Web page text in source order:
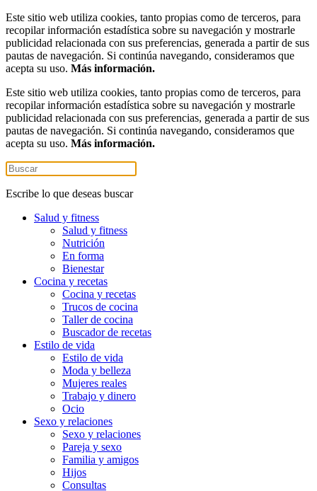
Este sitio web utiliza cookies, tanto propias como de terceros, para
recopilar información estadística sobre su navegación y mostrarle
publicidad relacionada con sus preferencias, generada a partir de sus
pautas de navegación. Si continúa navegando, consideramos que
acepta su uso. Más información.
Este sitio web utiliza cookies, tanto propias como de terceros, para
recopilar información estadística sobre su navegación y mostrarle
publicidad relacionada con sus preferencias, generada a partir de sus
pautas de navegación. Si continúa navegando, consideramos que
acepta su uso. Más información.
Escribe lo que deseas buscar
Salud y fitness
Salud y fitness
Nutrición
En forma
Bienestar
Cocina y recetas
Cocina y recetas
Trucos de cocina
Taller de cocina
Buscador de recetas
Estilo de vida
Estilo de vida
Moda y belleza
Mujeres reales
Trabajo y dinero
Ocio
Sexo y relaciones
Sexo y relaciones
Pareja y sexo
Familia y amigos
Hijos
Consultas